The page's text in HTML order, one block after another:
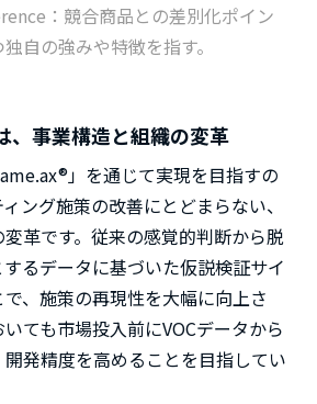
：競合商品との差別化ポイン
自の強みや特徴を指す。
、事業構造と組織の変革
」を通じて実現を目指すの
ング施策の改善にとどまらない、
革です。従来の感覚的判断から脱
るデータに基づいた仮説検証サイ
、施策の再現性を大幅に向上さ
ても市場投入前にVOCデータから
発精度を高めることを目指してい